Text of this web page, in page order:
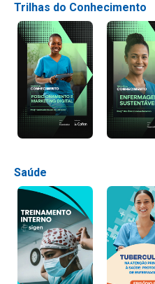
Trilhas do Conhecimento
Saúde